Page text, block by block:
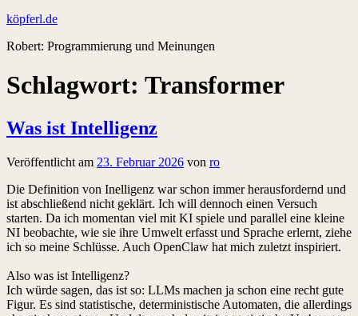
köpferl.de
Robert: Programmierung und Meinungen
Schlagwort: Transformer
Was ist Intelligenz
Veröffentlicht am 23. Februar 2026 von ro
Die Definition von Inelligenz war schon immer herausfordernd und
ist abschließend nicht geklärt. Ich will dennoch einen Versuch
starten. Da ich momentan viel mit KI spiele und parallel eine kleine
NI beobachte, wie sie ihre Umwelt erfasst und Sprache erlernt, ziehe
ich so meine Schlüsse. Auch OpenClaw hat mich zuletzt inspiriert.
Also was ist Intelligenz?
Ich würde sagen, das ist so: LLMs machen ja schon eine recht gute
Figur. Es sind statistische, deterministische Automaten, die allerdings